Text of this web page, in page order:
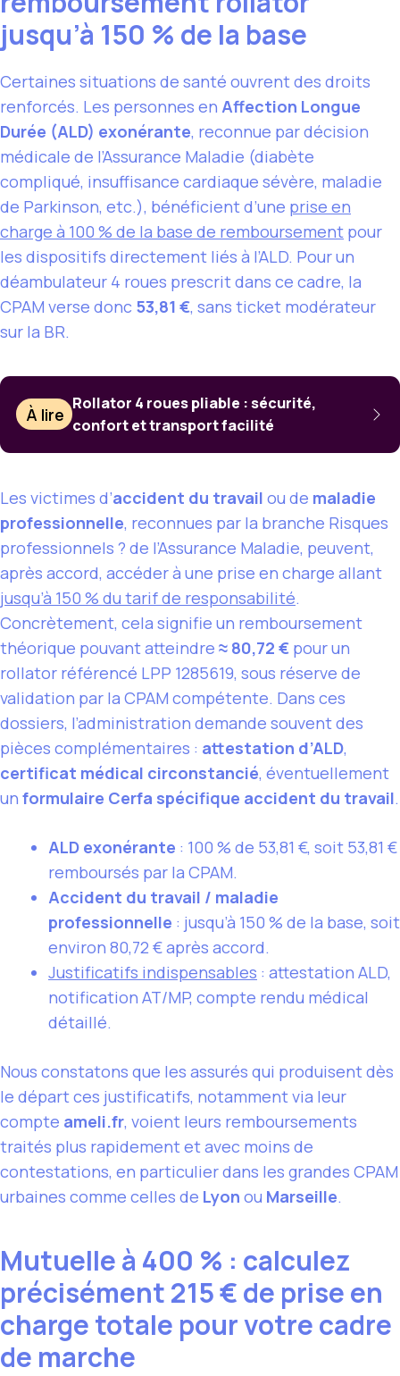
jusqu’à 150 % de la base
Certaines situations de santé ouvrent des droits
renforcés. Les personnes en Affection Longue
Durée (ALD) exonérante, reconnue par décision
médicale de l’Assurance Maladie (diabète
compliqué, insuffisance cardiaque sévère, maladie
de Parkinson, etc.), bénéficient d’une prise en
charge à 100 % de la base de remboursement pour
les dispositifs directement liés à l’ALD. Pour un
déambulateur 4 roues prescrit dans ce cadre, la
CPAM verse donc 53,81 €, sans ticket modérateur
sur la BR.
À lire
Rollator 4 roues pliable : sécurité,
confort et transport facilité
Les victimes d’accident du travail ou de maladie
professionnelle, reconnues par la branche Risques
professionnels ? de l’Assurance Maladie, peuvent,
après accord, accéder à une prise en charge allant
jusqu’à 150 % du tarif de responsabilité.
Concrètement, cela signifie un remboursement
théorique pouvant atteindre ≈ 80,72 € pour un
rollator référencé LPP 1285619, sous réserve de
validation par la CPAM compétente. Dans ces
dossiers, l’administration demande souvent des
pièces complémentaires : attestation d’ALD,
certificat médical circonstancié, éventuellement
un formulaire Cerfa spécifique accident du travail.
ALD exonérante : 100 % de 53,81 €, soit 53,81 €
remboursés par la CPAM.
Accident du travail / maladie
professionnelle : jusqu’à 150 % de la base, soit
environ 80,72 € après accord.
Justificatifs indispensables : attestation ALD,
notification AT/MP, compte rendu médical
détaillé.
Nous constatons que les assurés qui produisent dès
le départ ces justificatifs, notamment via leur
compte ameli.fr, voient leurs remboursements
traités plus rapidement et avec moins de
contestations, en particulier dans les grandes CPAM
urbaines comme celles de Lyon ou Marseille.
Mutuelle à 400 % : calculez
précisément 215 € de prise en
charge totale pour votre cadre
de marche